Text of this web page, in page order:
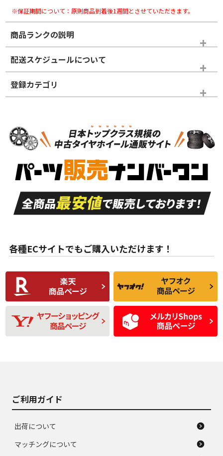
※保証期間について：原則商品到着後1週間とさせていただきます。
商品ランクの説明
※商品ランクは出品者の主観により判断しておりますので、あら
かじめご了承ください。
ホイールランク
S
品）
S
新車外し品（新古
付き
A
走行距離も少なく、
目立つ傷もほとんど
ない中古品
A
走行距離も少なく、
非常に状態の良い中
古品
な中古品
んどない中古品
C
比較的きれいな中古
品
C
られるが、使用に問
題のない中古品
D
使用感や目立つ傷が
あり、一般的な中古
品
D
残り溝も少なく、偏
磨耗がみられ、短期
間使用できるくらい
の中古品
配送スケジュールについて
登録カテゴリ
スタッドレスタイヤホイールセット
各種ECサイトでもご購入いただけます！
ご利用ガイド
出荷について
マッチングについて